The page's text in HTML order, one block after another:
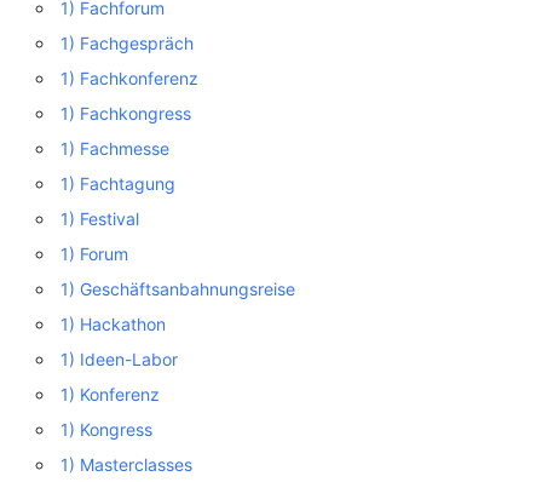
1) Fachforum
1) Fachgespräch
1) Fachkonferenz
1) Fachkongress
1) Fachmesse
1) Fachtagung
1) Festival
1) Forum
1) Geschäftsanbahnungsreise
1) Hackathon
1) Ideen-Labor
1) Konferenz
1) Kongress
1) Masterclasses